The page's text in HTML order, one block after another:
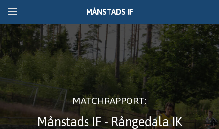
MÅNSTADS IF
MATCHRAPPORT:
Månstads IF - Rångedala IK